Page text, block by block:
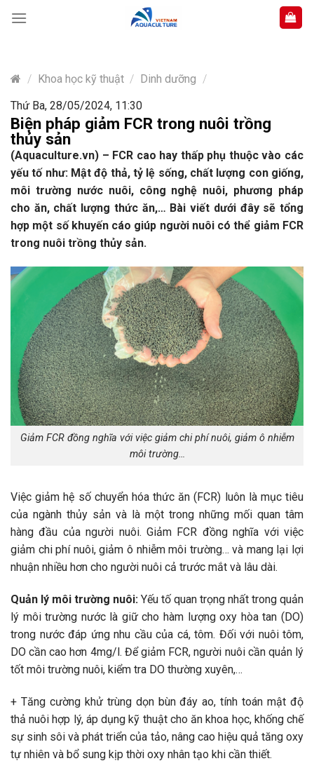
content
/ Khoa học kỹ thuật / Dinh dưỡng /
Thứ Ba, 28/05/2024, 11:30
Biện pháp giảm FCR trong nuôi trồng
thủy sản
(Aquaculture.vn) – FCR cao hay thấp phụ thuộc vào các
yếu tố như: Mật độ thả, tỷ lệ sống, chất lượng con giống,
môi trường nước nuôi, công nghệ nuôi, phương pháp
cho ăn, chất lượng thức ăn,… Bài viết dưới đây sẽ tổng
hợp một số khuyến cáo giúp người nuôi có thể giảm FCR
trong nuôi trồng thủy sản.
Giảm FCR đồng nghĩa với việc giảm chi phí nuôi, giảm ô nhiễm
môi trường…
Việc giảm hệ số chuyển hóa thức ăn (FCR) luôn là mục tiêu
của ngành thủy sản và là một trong những mối quan tâm
hàng đầu của người nuôi. Giảm FCR đồng nghĩa với việc
giảm chi phí nuôi, giảm ô nhiễm môi trường… và mang lại lợi
nhuận nhiều hơn cho người nuôi cả trước mắt và lâu dài.
Quản lý môi trường nuôi: Yếu tố quan trọng nhất trong quản
lý môi trường nước là giữ cho hàm lượng oxy hòa tan (DO)
trong nước đáp ứng nhu cầu của cá, tôm. Đối với nuôi tôm,
DO cần cao hơn 4mg/l. Để giảm FCR, người nuôi cần quản lý
tốt môi trường nuôi, kiểm tra DO thường xuyên,…
+ Tăng cường khử trùng dọn bùn đáy ao, tính toán mật độ
thả nuôi hợp lý, áp dụng kỹ thuật cho ăn khoa học, khống chế
sự sinh sôi và phát triển của tảo, nâng cao hiệu quả tăng oxy
tự nhiên và bổ sung kịp thời oxy nhân tạo khi cần thiết.